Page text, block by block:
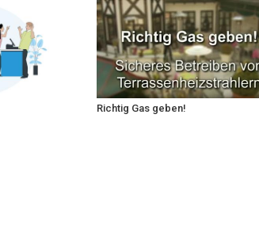
Richtig Gas geben!